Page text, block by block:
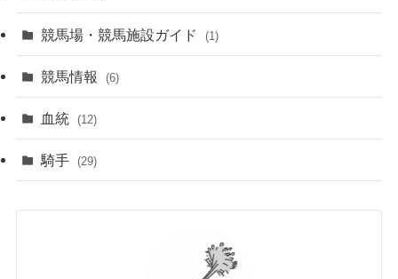
競馬場・競馬施設ガイド (1)
競馬情報 (6)
血統 (12)
騎手 (29)